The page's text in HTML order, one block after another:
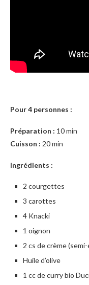
Pour 4 personnes :
Préparation : 10 min
Cuisson : 20 min
Ingrédients :
2 courgettes
3 carottes
4 Knacki
1 oignon
2 cs de crème
Huile d’olive
1 cc de curry bio